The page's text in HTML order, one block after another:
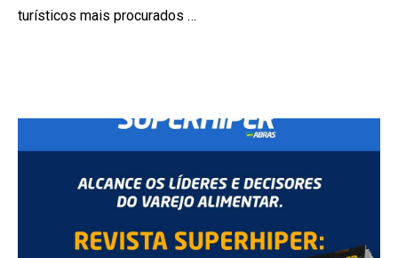
turísticos mais procurados …